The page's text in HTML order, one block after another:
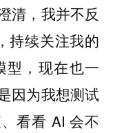
清，我并不反
持续关注我的
型，现在也一
因为我想测试
看看 AI 会不